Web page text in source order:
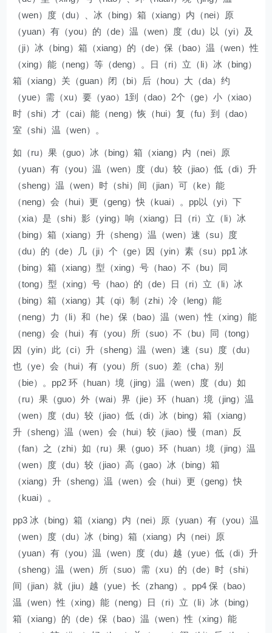
（wen）度（du）、冰（bing）箱（xiang）内（nei）原
（yuan）有（you）的（de）温（wen）度（du）以（yi）及
（ji）冰（bing）箱（xiang）的（de）保（bao）温（wen）性
（xing）能（neng）等（deng）。日（ri）立（li）冰（bing）
箱（xiang）关（guan）闭（bi）后（hou）大（da）约
（yue）需（xu）要（yao）1到（dao）2个（ge）小（xiao）
时（shi）才（cai）能（neng）恢（hui）复（fu）到（dao）
室（shi）温（wen）。
如（ru）果（guo）冰（bing）箱（xiang）内（nei）原
（yuan）有（you）温（wen）度（du）较（jiao）低（di）升
（sheng）温（wen）时（shi）间（jian）可（ke）能
（neng）会（hui）更（geng）快（kuai）。pp以（yi）下
（xia）是（shi）影（ying）响（xiang）日（ri）立（li）冰
（bing）箱（xiang）升（sheng）温（wen）速（su）度
（du）的（de）几（ji）个（ge）因（yin）素（su）pp1 冰
（bing）箱（xiang）型（xing）号（hao）不（bu）同
（tong）型（xing）号（hao）的（de）日（ri）立（li）冰
（bing）箱（xiang）其（qi）制（zhi）冷（leng）能
（neng）力（li）和（he）保（bao）温（wen）性（xing）能
（neng）会（hui）有（you）所（suo）不（bu）同（tong）
因（yin）此（ci）升（sheng）温（wen）速（su）度（du）
也（ye）会（hui）有（you）所（suo）差（cha）别
（bie）。pp2 环（huan）境（jing）温（wen）度（du）如
（ru）果（guo）外（wai）界（jie）环（huan）境（jing）温
（wen）度（du）较（jiao）低（di）冰（bing）箱（xiang）
升（sheng）温（wen）会（hui）较（jiao）慢（man）反
（fan）之（zhi）如（ru）果（guo）环（huan）境（jing）温
（wen）度（du）较（jiao）高（gao）冰（bing）箱
（xiang）升（sheng）温（wen）会（hui）更（geng）快
（kuai）。
pp3 冰（bing）箱（xiang）内（nei）原（yuan）有（you）温
（wen）度（du）冰（bing）箱（xiang）内（nei）原
（yuan）有（you）温（wen）度（du）越（yue）低（di）升
（sheng）温（wen）所（suo）需（xu）的（de）时（shi）
间（jian）就（jiu）越（yue）长（zhang）。pp4 保（bao）
温（wen）性（xing）能（neng）日（ri）立（li）冰（bing）
箱（xiang）的（de）保（bao）温（wen）性（xing）能